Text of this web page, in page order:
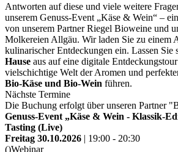
Antworten auf diese und viele weitere
unserem Genuss-Event „Käse & Wein“ –
von unserem Partner Riegel Bioweine und
Molkereien Allgäu. Wir laden Sie zu einem
kulinarischer Entdeckungen ein. Lassen Sie
Hause aus auf eine digitale
vielschichtige Welt der Aromen und
Bio-Käse und Bio-Wein führen.
Nächste Termine
Die Buchung erfolgt über unseren Partner
Genuss-Event „Käse & Wein - Klassik-
Tasting (Live)
Freitag 30.10.2026 | 19:00 - 20:30
()Webinar